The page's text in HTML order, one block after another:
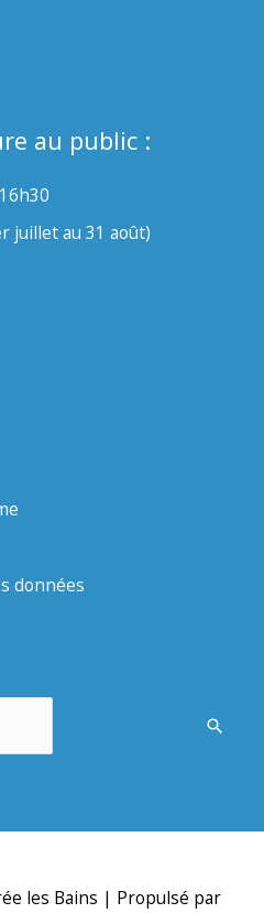
au public :
juillet au 31 août)
données
les Bains | Propulsé par